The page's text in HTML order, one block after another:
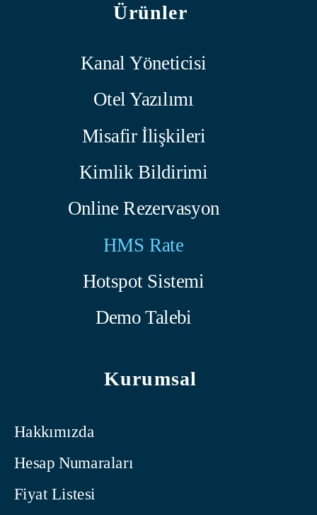
Ürünler
Kanal Yöneticisi
Otel Yazılımı
Misafir İlişkileri
Kimlik Bildirimi
Online Rezervasyon
HMS Rate
Hotspot Sistemi
Demo Talebi
Kurumsal
Hakkımızda
Hesap Numaraları
Fiyat Listesi